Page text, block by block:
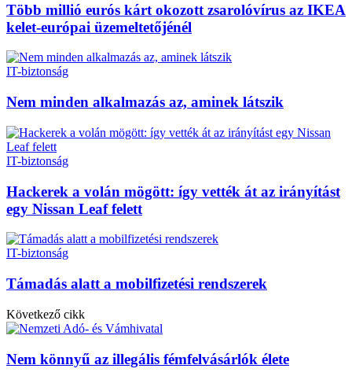
Több millió eurós kárt okozott zsarolóvírus az IKEA
kelet-európai üzemeltetőjénél
IT-biztonság
Nem minden alkalmazás az, aminek látszik
IT-biztonság
Hackerek a volán mögött: így vették át az irányítást
egy Nissan Leaf felett
IT-biztonság
Támadás alatt a mobilfizetési rendszerek
Következő cikk
Nem könnyű az illegális fémfelvásárlók élete